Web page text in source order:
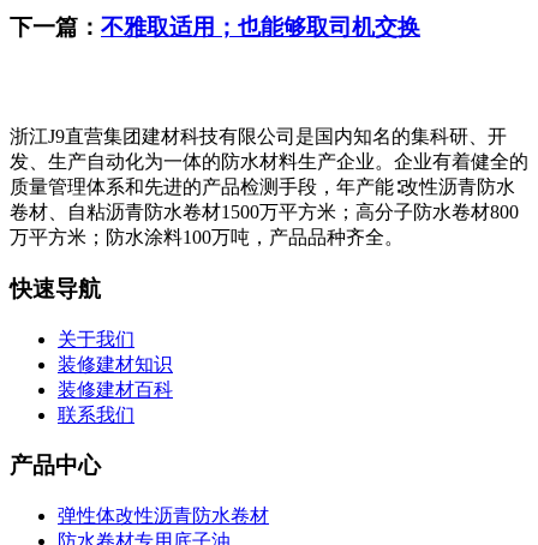
下一篇： 不雅取适用；也能够取司机交换
浙江J9直营集团建材科技有限公司是国内知名的集科研、开
发、生产自动化为一体的防水材料生产企业。企业有着健全的
质量管理体系和先进的产品检测手段，年产能∶改性沥青防水
卷材、自粘沥青防水卷材1500万平方米；高分子防水卷材800
万平方米；防水涂料100万吨，产品品种齐全。
快速导航
关于我们
装修建材知识
装修建材百科
联系我们
产品中心
弹性体改性沥青防水卷材